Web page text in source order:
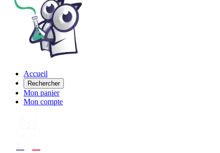
Accueil
Rechercher
Mon panier
Mon compte